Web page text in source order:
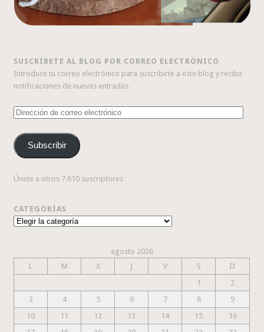
SUSCRÍBETE AL BLOG POR CORREO ELECTRÓNICO
Introduce tu correo electrónico para suscribirte a este blog y recibir
notificaciones de nuevas entradas.
Dirección
correo
electrónico
Subscribir
Únete a otros 7.610 suscriptores
CATEGORÍAS
Categorías
agosto 2026
L
M X J V S
D
1
2
3
4 5 6 7 8
9
10
11 12 13 14 15
16